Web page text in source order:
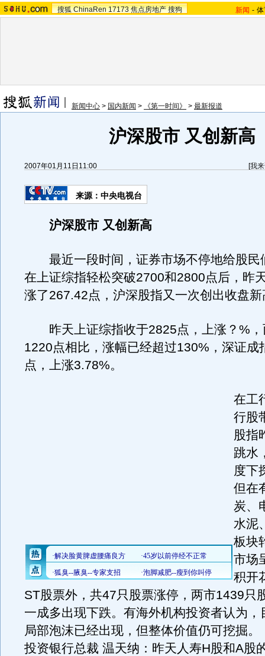
搜狐 ChinaRen 17173 焦点房地产 搜狗 新闻 -
新闻中心 > 国内新闻 > 《第一时间》 > 最新报道
沪深股市 又创新高
2007年01月11日11:00 [我
来源：中央电视台
沪深股市 又创新高
最近一段时间，证券市场不停地给股民
在上证综指轻松突破2700和2800点后，昨
涨了267.42点，沪深股指又一次创出收盘新
昨天上证综指收于2825点，上涨？%，
1220点相比，涨幅已经超过130%，深证成
点，上涨3.78%。
在工
行股
股指
跳水
度下
但在
炭、
水泥
板块
市场
积开
ST股票外，共47只股票涨停，两市1439只
一成多出现下跌。有海外机构投资者认为，
局部泡沫已经出现，但整体价值仍可挖掘。
投资银行总裁 温天纳：昨天人寿H股和A股